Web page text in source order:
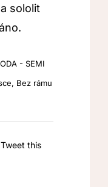
sololit
- SEMI
, Bez rámu
Tweet this